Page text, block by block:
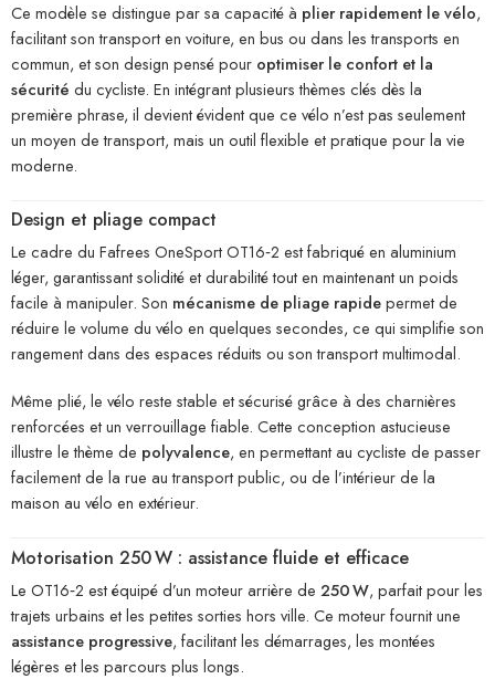
Ce modèle se distingue par sa capacité à plier rapidement le vélo,
facilitant son transport en voiture, en bus ou dans les transports en
commun, et son design pensé pour optimiser le confort et la
sécurité du cycliste. En intégrant plusieurs thèmes clés dès la
première phrase, il devient évident que ce vélo n’est pas seulement
un moyen de transport, mais un outil flexible et pratique pour la vie
moderne.
Design et pliage compact
Le cadre du Fafrees OneSport OT16‑2 est fabriqué en aluminium
léger, garantissant solidité et durabilité tout en maintenant un poids
facile à manipuler. Son mécanisme de pliage rapidepermet de
réduire le volume du vélo en quelques secondes, ce qui simplifie son
rangement dans des espaces réduits ou son transport multimodal.
Même plié, le vélo reste stable et sécurisé grâce à des charnières
renforcées et un verrouillage fiable. Cette conception astucieuse
illustre le thème de polyvalence, en permettant au cycliste de passer
facilement de la rue au transport public, ou de l’intérieur de la
maison au vélo en extérieur.
Motorisation 250 W : assistance fluide et efficace
Le OT16‑2 est équipé d’un moteur arrière de 250 W, parfait pour les
trajets urbains et les petites sorties hors ville. Ce moteur fournit une
assistance progressive, facilitant les démarrages, les montées
légères et les parcours plus longs.